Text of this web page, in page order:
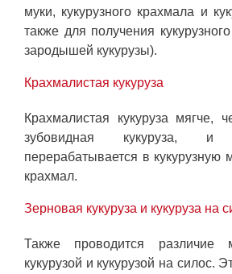
муки, кукурузного крахмала и
также для получения
зародышей кукурузы).
Крахмалистая кукуруза
Крахмалистая кукуруза мягче,
зубовидная кукуруза,
перерабатывается в кукурузную
крахмал.
Зерновая кукуруза и кукуруза на
Также проводится различие
кукурузой и кукурузой на силос.